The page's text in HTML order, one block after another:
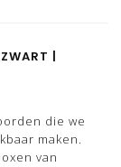
Oceanbox
|
die we
maken.
van